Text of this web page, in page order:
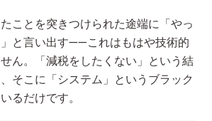
たことを突きつけられた途端に「やっ
と言い出す——これはもはや技術的
ん。「減税をしたくない」という結
そこに「システム」というブラック
るだけです。